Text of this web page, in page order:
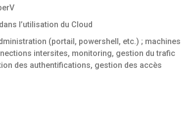
l’utilisation du Cloud
(portail, powershell, etc.) ; machines
intersites, monitoring, gestion du trafic
des authentifications, gestion des accès